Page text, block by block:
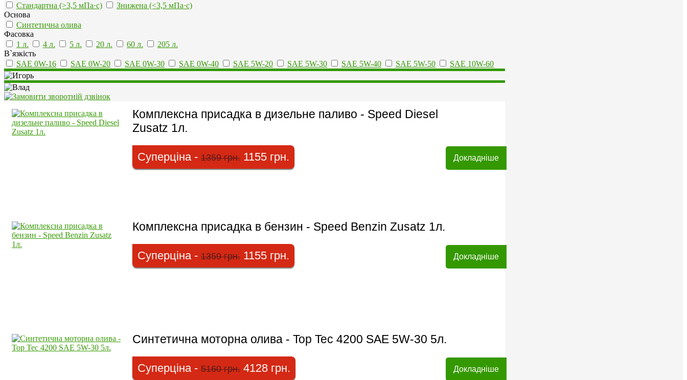
Стандартна (>3,5 мПа·с)
Знижена (<3,5 мПа·с)
Основа
Синтетична олива
Фасовка
1 л.
4 л. 5 л. 20 л. 60 л.
205 л.
В`язкість
SAE 0W-16
SAE 0W-20 SAE 0W-30 SAE 0W-40 SAE 5W-20 SAE 5W-30 SAE 5W-40 SAE 5W-50 SAE 10W-60
Комплексна присадка в дизельне паливо - Speed Diesel
Zusatz 1л.
Суперціна - 1359 грн. 1155 грн. Докладніше
Комплексна присадка в бензин - Speed Benzin Zusatz 1л.
Суперціна - 1359 грн. 1155 грн. Докладніше
Синтетична моторна олива - Top Tec 4200 SAE 5W-30 5л.
Суперціна - 5160 грн. 4128 грн. Докладніше